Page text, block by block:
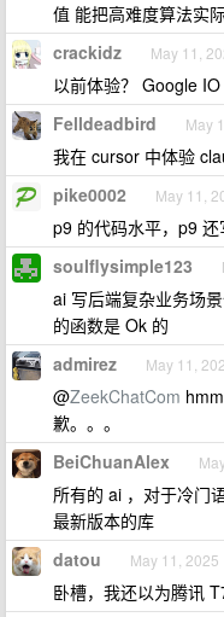
值 能把高难度算法实
crackidz May 11,
以前体验？ Google IO
Felldeadbird May
我在 cursor 中体验
pike0002 May 11,
p9 的代码水平，p9 还
soulflysimple123
ai 写后端复杂业务场
的函数是 Ok 的
admirez May 11,
@ZeekChatCom
歉。。。
BeiChuanAlex
所有的 ai ，对于冷门
最新版本的库
datou May 11, 2025
卧槽，我还以为腾讯